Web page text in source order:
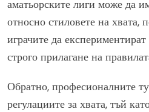
аматьорските лиги може да
относно стиловете на хвата,
играчите да
строго прилагане на
Обратно, професионалните
регулациите за хвата, тъй